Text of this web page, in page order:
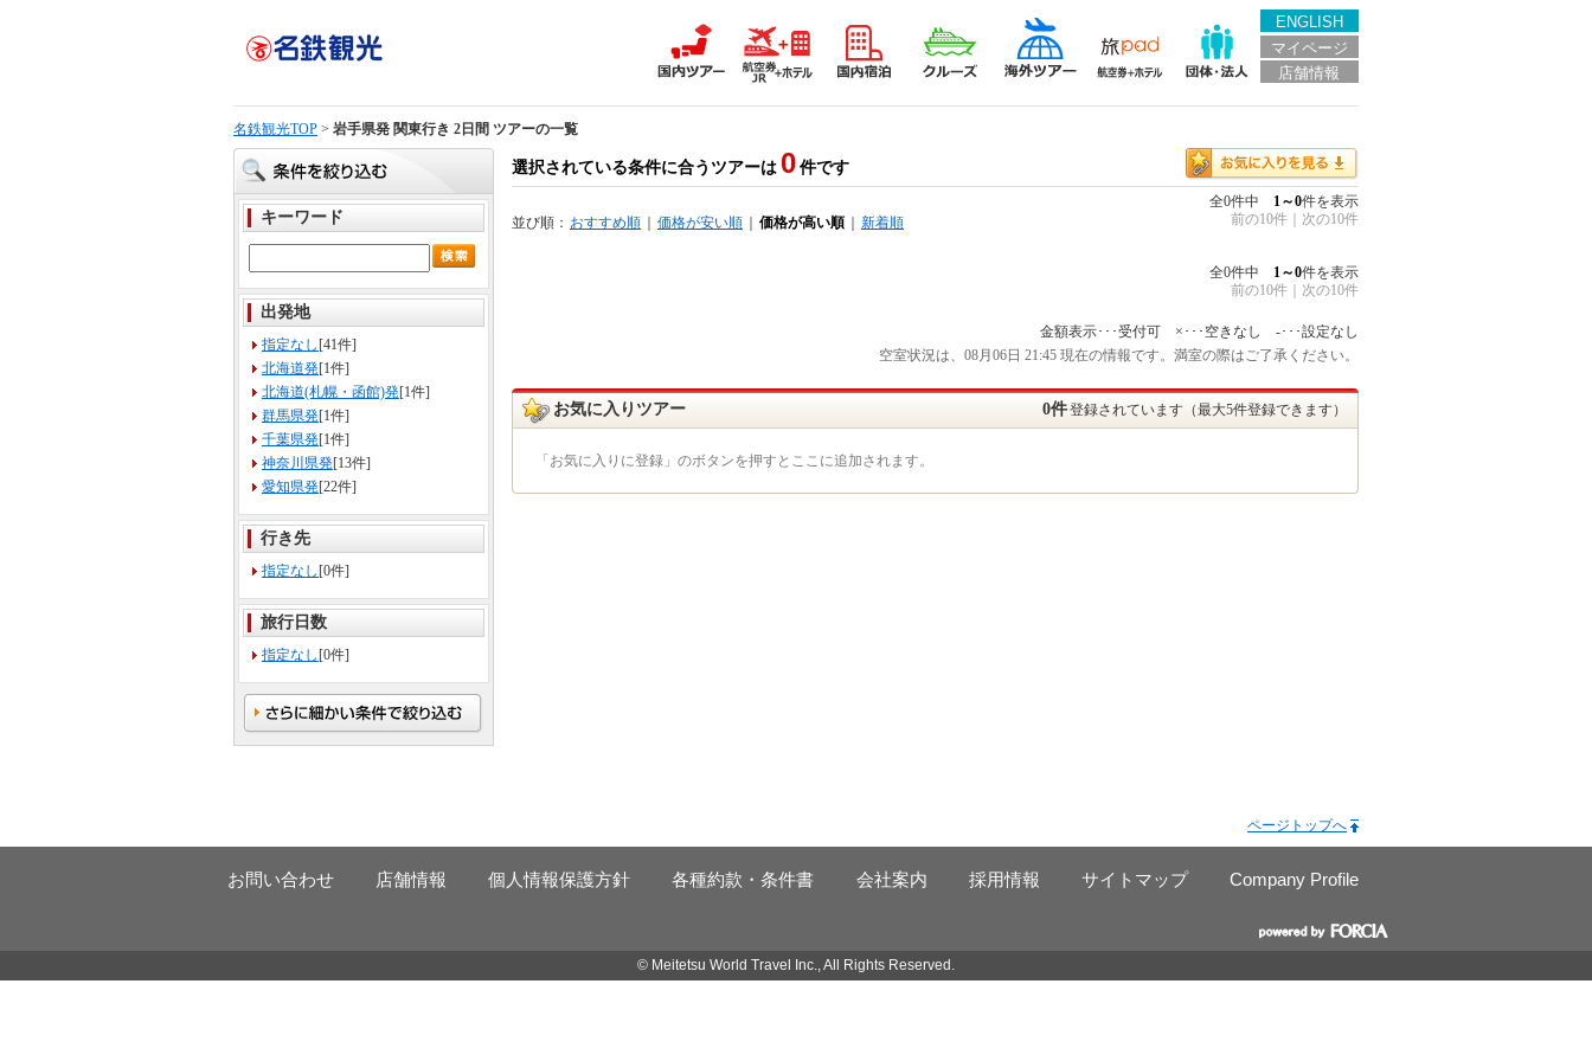
ENGLISH
マイページ
店舗情報
名鉄観光TOP > 岩手県発 関東行き 2日間 ツアーの一覧
キーワード
出発地
指定なし [41件]
北海道発[1件]
北海道(札幌・函館)発[1件]
群馬県発[1件]
千葉県発[1件]
神奈川県発[13件]
愛知県発[22件]
行き先
指定なし [0件]
旅行日数
指定なし [0件]
選択されている条件に合うツアーは 0 件です
並び順： おすすめ順 価格が安い順 価格が高い順 新着順
全0件中 1～0件を表示
前の10件
次の10件
全0件中 1～0件を表示
前の10件
次の10件
金額表示･･･受付可 ×･･･空きなし -･･･設定なし
空室状況は、08月06日 21:45 現在の情報です。満室の際はご了承ください。
お気に入りツアー 0件登録されています（最大5件登録できます）
「お気に入りに登録」のボタンを押すとここに追加されます。
ページトップへ
お問い合わせ 店舗情報 個人情報保護方針 各種約款・条件書 会社案内 採用情報 サイトマップ Company Profile
© Meitetsu World Travel Inc., All Rights Reserved.